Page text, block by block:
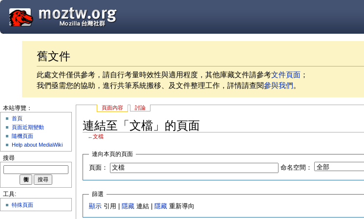
舊文件
此處文件僅供參考，請自行考量時效性與適用程度，其他庫藏文件請參考文件頁面 ；
我們亟需您的協助，進行共筆系統搬移、及文件整理工作，詳情請查閱參與我們。
頁面內容 討論
連結至「文檔」的頁面
←文檔
連向本頁的頁面
頁面： 命名空間：
篩選
顯示 引用 | 隱藏 連結 | 隱藏 重新導向
本站導覽：
首頁
頁面近期變動
隨機頁面
Help about MediaWiki
搜尋
工具:
特殊頁面